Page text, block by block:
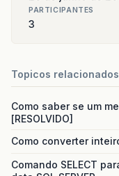
PARTICIPANTES
3
Topicos relacionados
Como saber se um
[RESOLVIDO]
Como converter
Comando SELECT